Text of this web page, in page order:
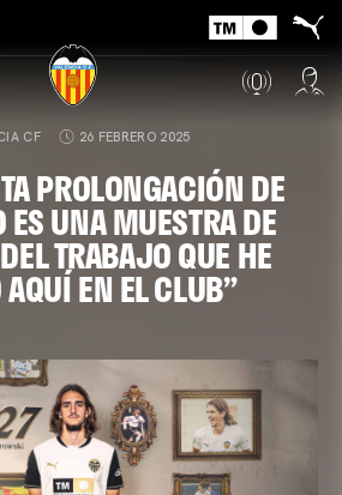
CF 26 FEBRERO 2025
PROLONGACIÓN DE
ES UNA MUESTRA DE
TRABAJO QUE HE
EN EL CLUB”